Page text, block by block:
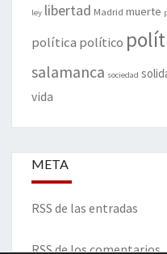
ley libertad Madrid muerte
política político
salamanca sociedad
vida
META
RSS de las entradas
RSS de los comentarios